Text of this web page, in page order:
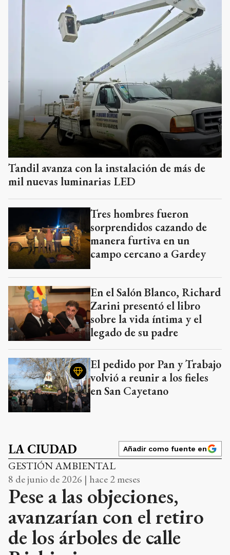
Tandil avanza con la instalación de más de
mil nuevas luminarias LED
Tres hombres fueron
sorprendidos cazando de
manera furtiva en un
campo cercano a Gardey
En el Salón Blanco, Richard
Zarini presentó el libro
sobre la vida íntima y el
legado de su padre
El pedido por Pan y Trabajo
volvió a reunir a los fieles
en San Cayetano
LA CIUDAD Añadir como fuente en
GESTIÓN AMBIENTAL
8 de junio de 2026 | hace 2 meses
Pese a las objeciones,
avanzarían con el retiro
de los árboles de calle